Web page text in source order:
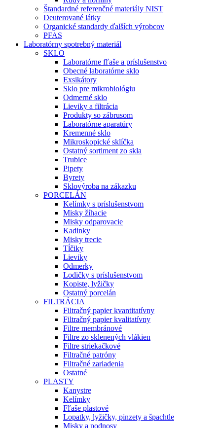
Štandardné referenčné materiály NIST
Deuterované látky
Organické standardy ďalších výrobcov
PFAS
Laboratórny spotrebný materiál
SKLO
Laboratórne fľaše a príslušenstvo
Obecné laboratórne sklo
Exsikátory
Sklo pre mikrobiológiu
Odmerné sklo
Lieviky a filtrácia
Produkty so zábrusom
Laboratórne aparatúry
Kremenné sklo
Mikroskopické sklíčka
Ostatný sortiment zo skla
Trubice
Pipety
Byrety
Sklovýroba na zákazku
PORCELÁN
Kelímky s príslušenstvom
Misky žíhacie
Misky odparovacie
Kadinky
Misky trecie
Tĺčiky
Lieviky
Odmerky
Lodičky s príslušenstvom
Kopiste, lyžičky
Ostatný porcelán
FILTRÁCIA
Filtračný papier kvantitatívny
Filtračný papier kvalitatívny
Filtre membránové
Filtre zo sklenených vlákien
Filtre striekačkové
Filtračné patróny
Filtračné zariadenia
Ostatné
PLASTY
Kanystre
Kelímky
Fľaše plastové
Lopatky, lyžičky, pinzety a špachtle
Misky a podnosy